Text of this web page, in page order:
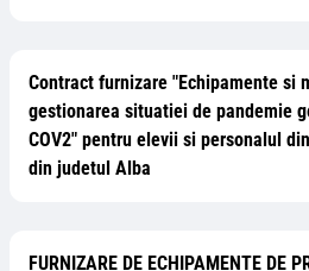
Contract furnizare "Echipamente si
gestionarea situatiei de pandemie
COV2" pentru elevii si personalul
din judetul Alba
FURNIZARE DE ECHIPAMENTE DE